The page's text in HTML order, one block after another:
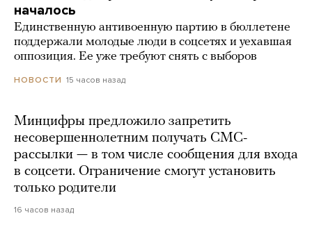
началось
Единственную антивоенную партию в бюллетене
поддержали молодые люди в соцсетях и уехавшая
оппозиция. Ее уже требуют снять с выборов
НОВОСТИ 15 часов назад
Минцифры предложило запретить
несовершеннолетним получать СМС-
рассылки — в том числе сообщения для входа
в соцсети. Ограничение смогут установить
только родители
16 часов назад